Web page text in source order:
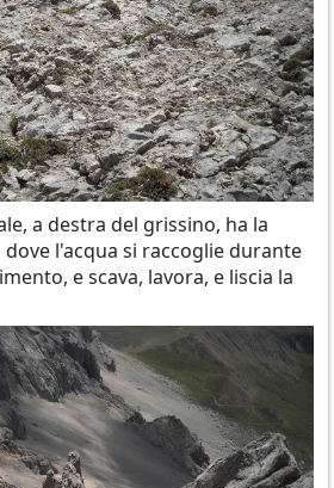
a destra del grissino, ha la
l'acqua si raccoglie durante
e scava, lavora, e liscia la